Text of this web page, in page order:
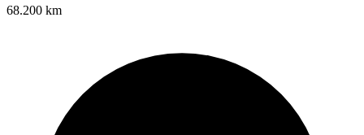
68.200 km